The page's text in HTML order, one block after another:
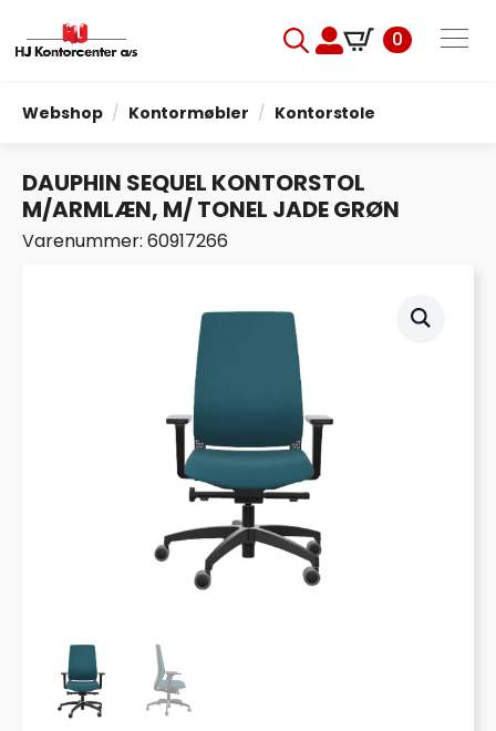
0
Webshop Kontormøbler Kontorstole
DAUPHIN SEQUEL KONTORSTOL
M/ARMLÆN, M/ TONEL JADE GRØN
Varenummer: 60917266